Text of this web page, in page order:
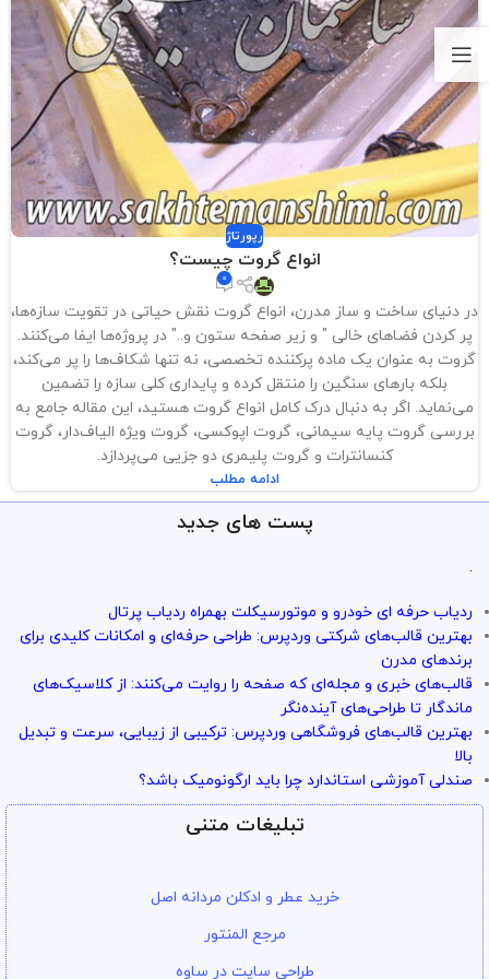
رپورتاژ
انواع گروت چیست؟
0
در دنیای ساخت و ساز مدرن، انواع گروت نقش حیاتی در تقویت سازه‌ها،
پر کردن فضاهای خالی " و زیر صفحه ستون و.." در پروژه‌ها ایفا می‌کنند.
گروت به عنوان یک ماده پرکننده تخصصی، نه تنها شکاف‌ها را پر می‌کند،
بلکه بارهای سنگین را منتقل کرده و پایداری کلی سازه را تضمین
می‌نماید. اگر به دنبال درک کامل انواع گروت هستید، این مقاله جامع به
بررسی گروت پایه سیمانی، گروت اپوکسی، گروت ویژه الیاف‌دار، گروت
کنسانترات و گروت پلیمری دو جزیی می‌پردازد.
ادامه مطلب
پست های جدید
.
ردیاب حرفه ای خودرو و موتورسیکلت بهمراه ردیاب پرتال
بهترین قالب‌های شرکتی وردپرس: طراحی حرفه‌ای و امکانات کلیدی برای
برندهای مدرن
قالب‌های خبری و مجله‌ای که صفحه را روایت می‌کنند: از کلاسیک‌های
ماندگار تا طراحی‌های آینده‌نگر
بهترین قالب‌های فروشگاهی وردپرس: ترکیبی از زیبایی، سرعت و تبدیل
بالا
صندلی آموزشی استاندارد چرا باید ارگونومیک باشد؟
تبلیغات متنی
خرید عطر و ادکلن مردانه اصل
مرجع المنتور
طراحی سایت در ساوه